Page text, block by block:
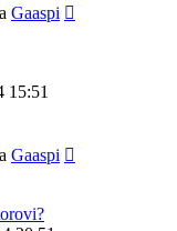
Gaaspi
15:51
Gaaspi